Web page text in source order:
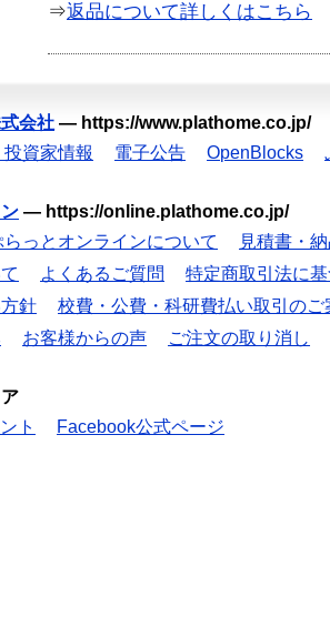
⇒返品について詳しくはこちら
会社 — https://www.plathome.co.jp/
資家情報 電子公告 OpenBlocks
— https://online.plathome.co.jp/
らっとオンラインについて
見積書・
よくあるご質問
特定商取引法に
針
校費・公費・科研費払い取引のご
お客様からの声 ご注文の取り消し
ト
Facebook公式ページ